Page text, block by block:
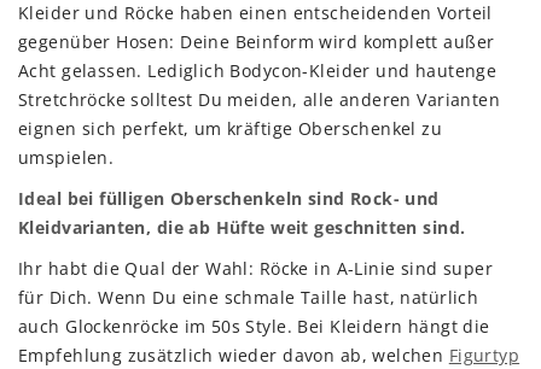
Kleider und Röcke haben einen entscheidenden Vorteil
gegenüber Hosen: Deine Beinform wird komplett außer
Acht gelassen. Lediglich Bodycon-Kleider und hautenge
Stretchröcke solltest Du meiden, alle anderen Varianten
eignen sich perfekt, um kräftige Oberschenkel zu
umspielen.
Ideal bei fülligen Oberschenkeln sind Rock- und
Kleidvarianten, die ab Hüfte weit geschnitten sind.
Ihr habt die Qual der Wahl: Röcke in A-Linie sind super
für Dich. Wenn Du eine schmale Taille hast, natürlich
auch Glockenröcke im 50s Style. Bei Kleidern hängt die
Empfehlung zusätzlich wieder davon ab, welchen Figurtyp